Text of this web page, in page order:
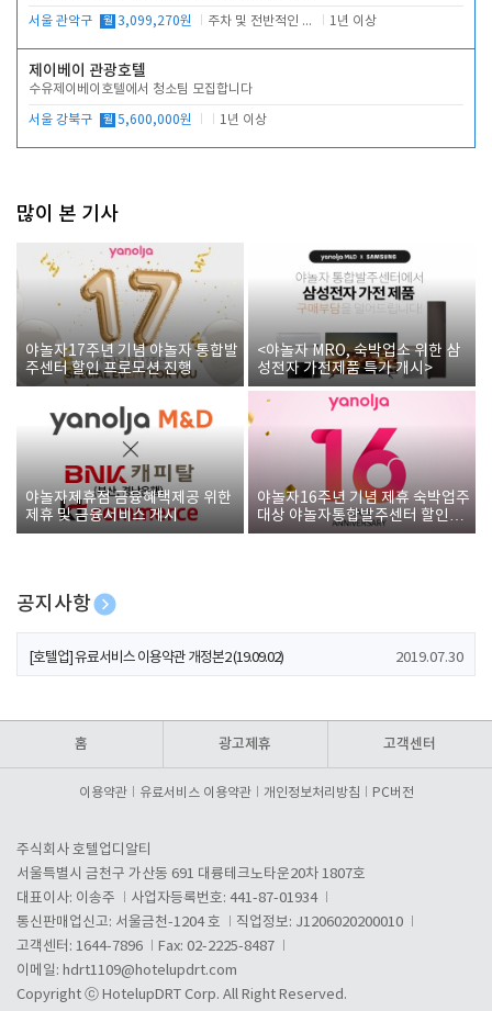
서울 관악구 월 3,099,270원 주차 및 전반적인 당번업무 1년 이상
제이베이 관광호텔
수유제이베이호텔에서 청소팀 모집합니다
서울 강북구 월 5,600,000원 1년 이상
많이 본 기사
야놀자17주년 기념 야놀자 통합발
주센터 할인 프로모션 진행
<야놀자 MRO, 숙박업소 위한 삼
성전자 가전제품 특가 개시>
야놀자제휴점 금융혜택제공 위한
제휴 및 금융서비스 게시
야놀자16주년 기념 제휴 숙박업주
대상 야놀자통합발주센터 할인쿠
폰 증정
공지사항
[호텔업] 개인정보 처리방침 개정본1 (19.09.02)
[호텔업] 유료서비스 이용약관 개정본2 (19.09.02) 2019.07.30
홈 광고제휴 고객센터
이용약관 유료서비스 이용약관 개인정보처리방침 PC버전
주식회사 호텔업디알티
서울특별시 금천구 가산동 691 대륭테크노타운20차 1807호
대표이사: 이송주
사업자등록번호: 441-87-01934
통신판매업신고: 서울금천-1204 호
직업정보: J1206020200010
고객센터: 1644-7896
Fax: 02-2225-8487
이메일: hdrt1109@hotelupdrt.com
Copyright ⓒ HotelupDRT Corp. All Right Reserved.